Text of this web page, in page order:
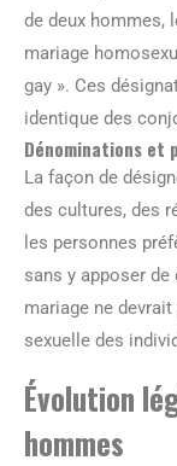
de deux hommes,
mariage
gay ». Ces
identique des
Dénominations et
La façon de
des cultures, des
les personnes
sans y apposer
mariage ne
sexuelle des
Évolution
hommes